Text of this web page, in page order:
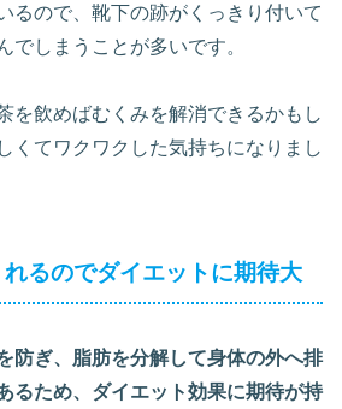
るので、靴下の跡がくっきり付いて
でしまうことが多いです。
を飲めばむくみを解消できるかもし
くてワクワクした気持ちになりまし
るのでダイエットに期待大
防ぎ、脂肪を分解して身体の外へ排
るため、ダイエット効果に期待が持